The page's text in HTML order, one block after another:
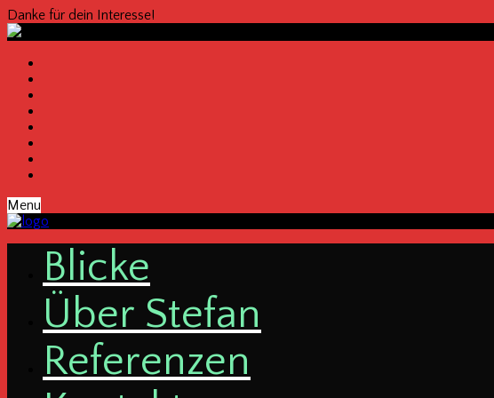
Danke für dein Interesse!
Menu
Bli­cke
Über Ste­fan
Refe­ren­zen